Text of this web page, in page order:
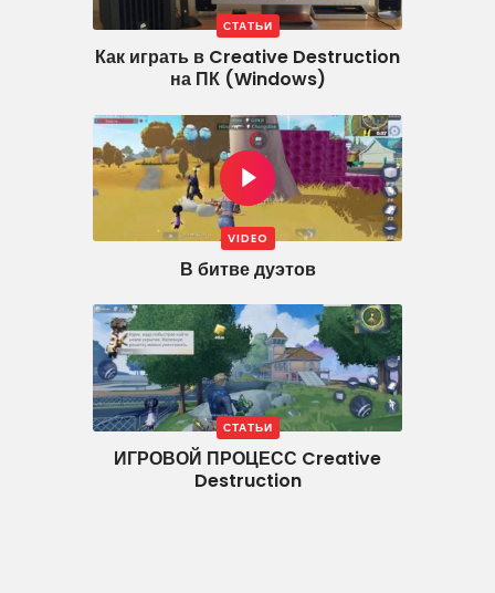
СТАТЬИ
Как играть в Creative Destruction
на ПК (Windows)
VIDEO
В битве дуэтов
СТАТЬИ
ИГРОВОЙ ПРОЦЕСС Creative
Destruction